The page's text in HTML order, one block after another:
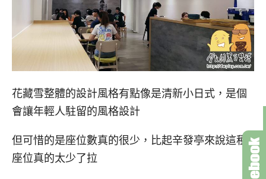
花藏雪整體的設計風格有點像是清新小日式，是個
會讓年輕人駐留的風格設計
但可惜的是座位數真的很少，比起辛發亭來說這種
座位真的太少了拉